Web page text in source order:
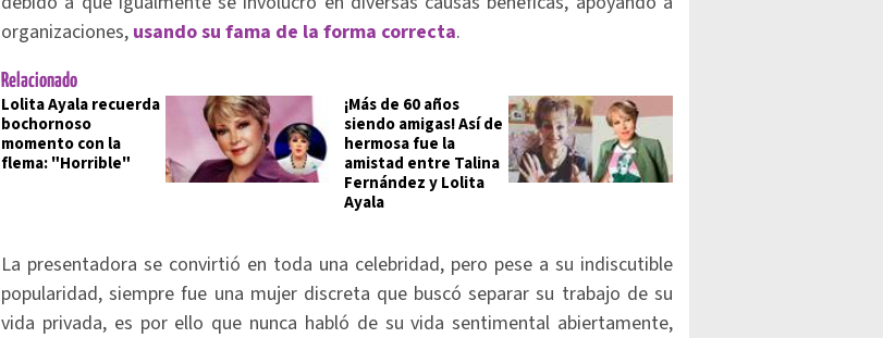
organizaciones, usando su fama de la forma correcta.
Relacionado
Lolita Ayala recuerda
bochornoso
momento con la
flema: "Horrible"
¡Más de 60 años
siendo amigas! Así de
hermosa fue la
amistad entre Talina
Fernández y Lolita
Ayala
La presentadora se convirtió en toda una celebridad, pero pese a su indiscutible
popularidad, siempre fue una mujer discreta que buscó separar su trabajo de su
vida privada, es por ello que nunca habló de su vida sentimental abiertamente,